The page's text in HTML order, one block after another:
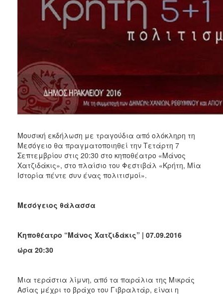
Μουσική εκδήλωση με τραγούδια από ολόκληρη τη
Μεσόγειο θα πραγματοποιηθεί την Τετάρτη 7
Σεπτεμβρίου στις 20:30 στο κηποθέατρο «Μάνος
Χατζιδάκις», στο πλαίσιο του Φεστιβάλ «Κρήτη, Μία
Ιστορία πέντε συν ένας πολιτισμοί».
Μεσόγειος θάλασσα
Κηποθέατρο “Μάνος Χατζιδάκις” | 07.09.2016
ώρα 20:30
Μια τεράστια λίμνη, από τα παράλια της Μικράς
Ασίας μέχρι το βράχο του Γιβραλτάρ, είναι η